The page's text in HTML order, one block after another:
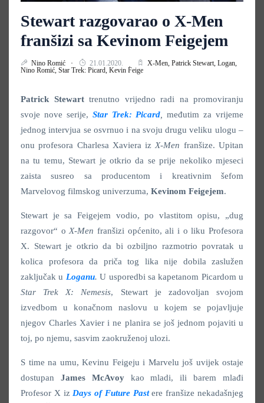
Stewart razgovarao o X-Men
franšizi sa Kevinom Feigejem
Nino Romić 21.01.2020. X-Men, Patrick Stewart, Logan,
Nino Romić, Star Trek: Picard, Kevin Feige
Patrick Stewarttrenutno vrijedno radi na promoviranju
svoje nove serije, Star Trek: Picard,međutim za vrijeme
jednog intervjua se osvrnuo i na svoju drugu veliku ulogu –
onu profesora Charlesa Xaviera izX-Men franšize. Upitan
na tu temu, Stewart je otkrio da se prije nekoliko mjeseci
zaista susreo sa producentom i kreativnim šefom
Marvelovog filmskog univerzuma, Kevinom Feigejem.
Stewart je sa Feigejem vodio, po vlastitom opisu, „dug
razgovor“ oX-Men franšizi općenito, ali i o liku Profesora
X. Stewart je otkrio da bi ozbiljno razmotrio povratak u
kolica profesora da priča tog lika nije dobila zaslužen
zaključak u Loganu.U usporedbi sa kapetanom Picardom u
Star Trek X: Nemesis, Stewart je zadovoljan svojom
izvedbom u konačnom naslovu u kojem se pojavljuje
njegov Charles Xavier i ne planira se još jednom pojaviti u
toj, po njemu, sasvim zaokruženoj ulozi.
S time na umu, Kevinu Feigeju i Marvelu još uvijek ostaje
dostupan James McAvoykao mladi, ili barem mlađi
Profesor X izDays of Future Pastere franšize nekadašnjeg